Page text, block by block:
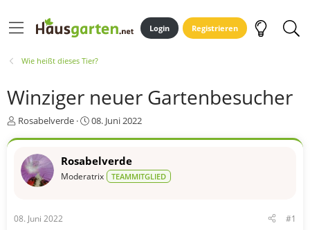
Login Registrieren
Wie heißt dieses Tier?
Winziger neuer Gartenbesucher
E
e
r
Rosabelverde
E
t
l
08. Juni 2022
Rosabelverde
Moderatrix TEAMMITGLIED
08. Juni 2022 #1